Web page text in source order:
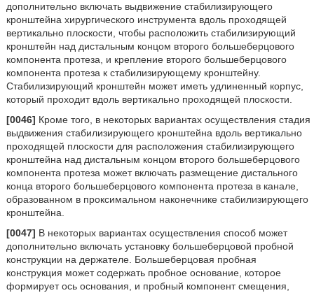
дополнительно включать выдвижение стабилизирующего
кронштейна хирургического инструмента вдоль проходящей
вертикально плоскости, чтобы расположить стабилизирующий
кронштейн над дистальным концом второго большеберцового
компонента протеза, и крепление второго большеберцового
компонента протеза к стабилизирующему кронштейну.
Стабилизирующий кронштейн может иметь удлиненный корпус,
который проходит вдоль вертикально проходящей плоскости.
[0046] Кроме того, в некоторых вариантах осуществления стадия
выдвижения стабилизирующего кронштейна вдоль вертикально
проходящей плоскости для расположения стабилизирующего
кронштейна над дистальным концом второго большеберцового
компонента протеза может включать размещение дистального
конца второго большеберцового компонента протеза в канале,
образованном в проксимальном наконечнике стабилизирующего
кронштейна.
[0047] В некоторых вариантах осуществления способ может
дополнительно включать установку большеберцовой пробной
конструкции на держателе. Большеберцовая пробная
конструкция может содержать пробное основание, которое
формирует ось основания, и пробный компонент смещения,